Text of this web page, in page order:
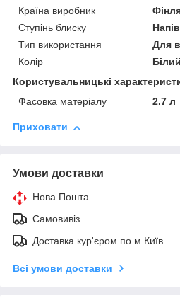
Країна виробник
Ступінь блиску
Тип використання
Для
Колір
Білий
Користувальницькі
Фасовка матеріалу
2.7 л
Приховати
Умови доставки
Нова Пошта
Самовивіз
Доставка кур'єром по м Київ
Всі умови доставки